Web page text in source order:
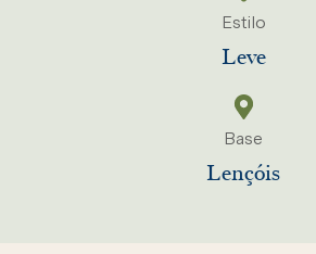
Estilo
Leve
Base
Lençóis